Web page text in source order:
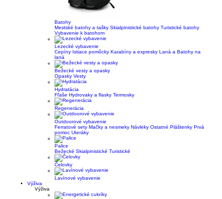
Batohy
Mestské batohy a tašky Skialpinistické batohy Turistické batohy
Vybavenie k batohom
Lezecké vybavenie
Cepíny Istiace pomôcky Karabíny a expresky Laná a Batohy na
laná
Bežecké vesty a opasky
Opasky Vesty
Hydratácia
Fľaše Hydrovaky a flasky Termosky
Regenerácia
Outdoorové vybavenie
Ferratové sety Mačky a nesmeky Návleky Ostatné Pláštenky Prvá
pomoc Uteráky
Palice
Bežecké Skialpinistické Turistické
Čelovky
Lavínové vybavenie
Výživa
Výživa